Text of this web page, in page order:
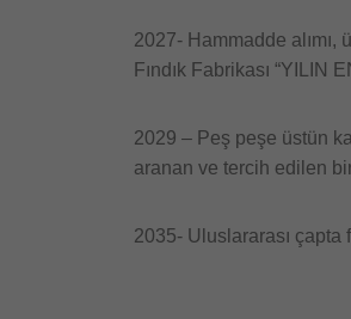
2027- Hammadde alımı,
Fındık Fabrikası “YILIN
2029 – Peş peşe üstün
aranan ve tercih edilen
2035- Uluslararası çapta